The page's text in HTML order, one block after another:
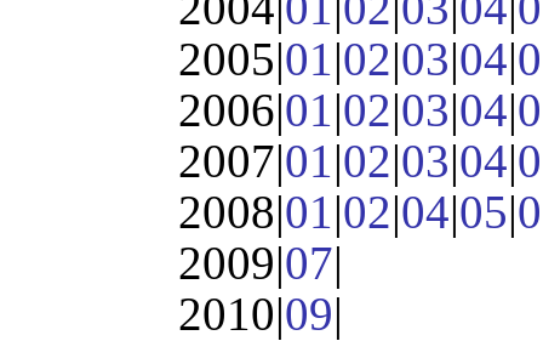
2005|01|02|03|04|
2006|01|02|03|04|
2007|01|02|03|04|
2008|01|02|04|05|
2009|07|
2010|09|